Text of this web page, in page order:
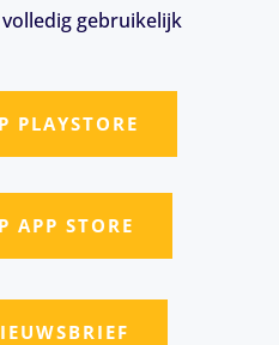
gebruikelijk
PLAYSTORE
APP STORE